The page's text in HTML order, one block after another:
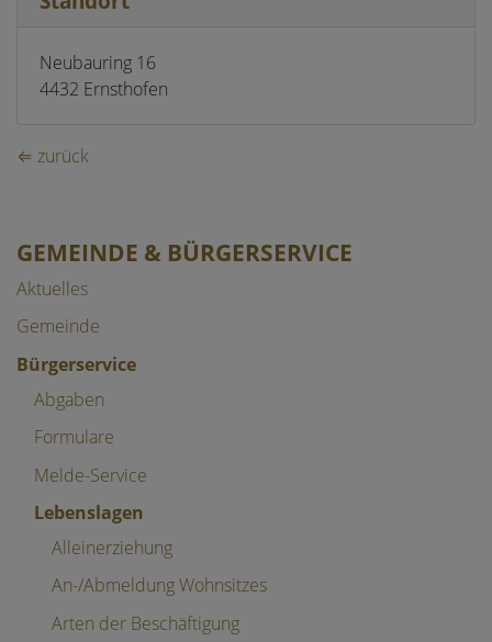
GEMEINDE & BÜRGERSERVICE
Aktuelles
Gemeinde
Bürgerservice
Abgaben
Formulare
Melde-Service
Lebenslagen
Alleinerziehung
An-/Abmeldung Wohnsitzes
Arten der Beschäftigung
Neubauring 16
4432 Ernsthofen
⇐ zurück